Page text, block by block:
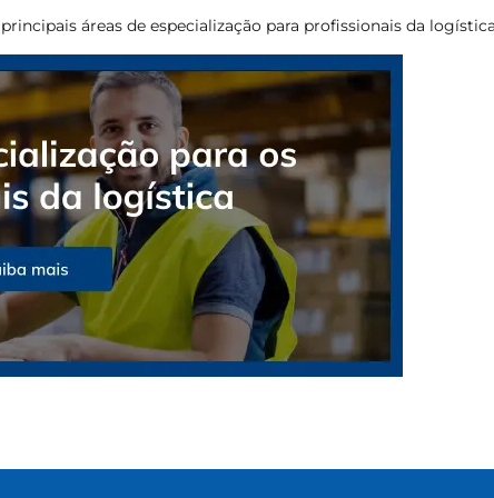
áreas de especialização para profissionais da